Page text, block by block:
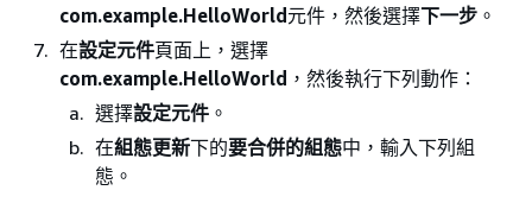
com.example.HelloWorld 元件，然後選擇下一步 。
在設定元件頁面上，選擇
com.example.HelloWorld ，然後執行下列動作：
選擇設定元件 。
在組態更新下的要合併的組態中，輸入下列組
態。